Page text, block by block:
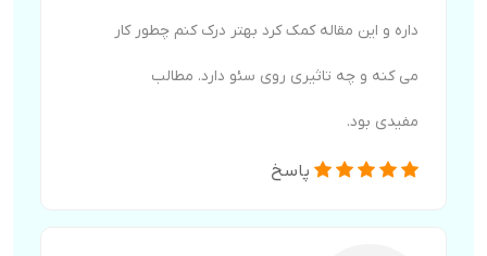
داره و این مقاله کمک کرد بهتر درک کنم چطور کار
می کنه و چه تاثیری روی سئو دارد. مطالب
مفیدی بود.
پاسخ